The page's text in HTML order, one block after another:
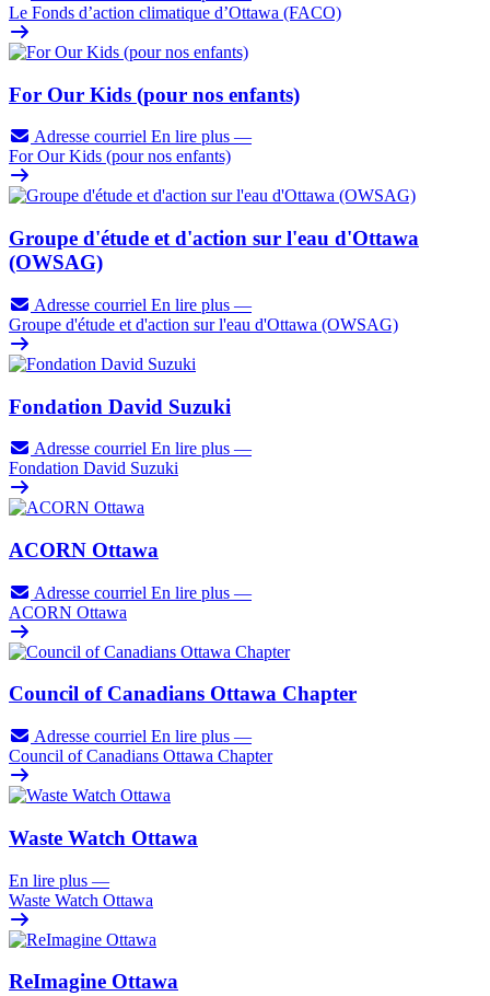
Le Fonds d’action climatique d’Ottawa (FACO)
For Our Kids (pour nos enfants)
Adresse courriel En lire plus —
For Our Kids (pour nos enfants)
Groupe d'étude et d'action sur l'eau d'Ottawa
(OWSAG)
Adresse courriel En lire plus —
Groupe d'étude et d'action sur l'eau d'Ottawa (OWSAG)
Fondation David Suzuki
Adresse courriel En lire plus —
Fondation David Suzuki
ACORN Ottawa
Adresse courriel En lire plus —
ACORN Ottawa
Council of Canadians Ottawa Chapter
Adresse courriel En lire plus —
Council of Canadians Ottawa Chapter
Waste Watch Ottawa
En lire plus —
Waste Watch Ottawa
ReImagine Ottawa